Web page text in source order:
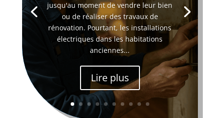
jusqu'au moment de vendre leur bien
ou de réaliser des travaux de
rénovation. Pourtant, les installations
électriques dans les habitations
anciennes...
Lire plus